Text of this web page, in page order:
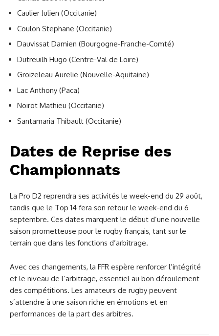
Caulier Julien (Occitanie)
Coulon Stephane (Occitanie)
Dauvissat Damien (Bourgogne-Franche-Comté)
Dutreuilh Hugo (Centre-Val de Loire)
Groizeleau Aurelie (Nouvelle-Aquitaine)
Lac Anthony (Paca)
Noirot Mathieu (Occitanie)
Santamaria Thibault (Occitanie)
Dates de Reprise des
Championnats
La Pro D2 reprendra ses activités le week-end du 29 août,
tandis que le Top 14 fera son retour le week-end du 6
septembre. Ces dates marquent le début d’une nouvelle
saison prometteuse pour le rugby français, tant sur le
terrain que dans les fonctions d’arbitrage.
Avec ces changements, la FFR espère renforcer l’intégrité
et le niveau de l’arbitrage, essentiel au bon déroulement
des compétitions. Les amateurs de rugby peuvent
s’attendre à une saison riche en émotions et en
performances de la part des arbitres.